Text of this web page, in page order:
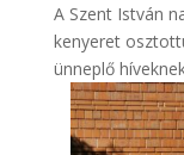
A Szent István
kenyeret
ünneplő